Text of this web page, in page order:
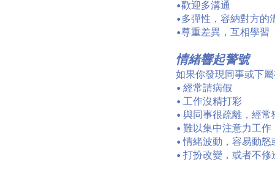
•歡迎多溝通
•多彈性，容納對方的
•尊重差異，互相學習
情緒響起警號
如果你發現同事或下
• 經常請病假
• 工作沒精打彩
• 與同事很疏離，經常
• 難以集中注意力工
• 情緒波動，容易動怒
• 打扮改變，或者不修